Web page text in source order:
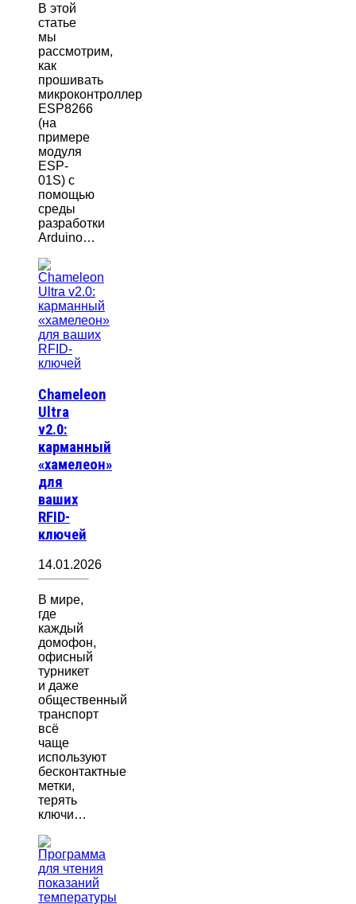
В этой
статье
мы
рассмотрим,
как
прошивать
микроконтроллер
ESP8266
(на
примере
модуля
ESP-
01S) с
помощью
среды
разработки
Arduino…
Chameleon
Ultra
v2.0:
карманный
«хамелеон»
для
ваших
RFID-
ключей
14.01.2026
В мире,
где
каждый
домофон,
офисный
турникет
и даже
общественный
транспорт
всё
чаще
используют
бесконтактные
метки,
терять
ключи…